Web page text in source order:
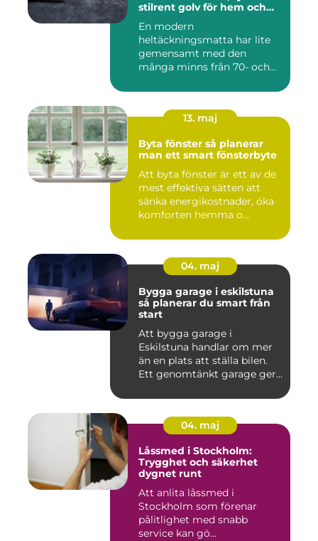
stilrent golv för hem och
En modern
heltäckningsmatta har lite
gemensamt med den
många minns från 70- och
13. maj
Byta fönster så planerar
man ett smart fönsterbyte
Att byta fönster är ett av de
mest effektiva sätten att
sänka energikostnader, öka
komforten hemma o...
04. maj
Bygga garage i eskilstuna
så planerar du smart från
start
Att bygga garage i
Eskilstuna handlar om mer
än en plats att ställa bilen.
Ett genomtänkt garage ger...
04. maj
Låssmed i Stockholm:
Trygghet och säkerhet
dygnet runt
Att anlita låssmed i
Stockholm som förenar
pålitlighet med snabb
service kan gö...